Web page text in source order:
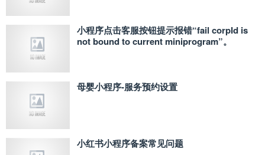
小程序点击客服按钮提示报错“fail corpId is
not bound to current miniprogram”。
母婴小程序-服务预约设置
小红书小程序备案常见问题